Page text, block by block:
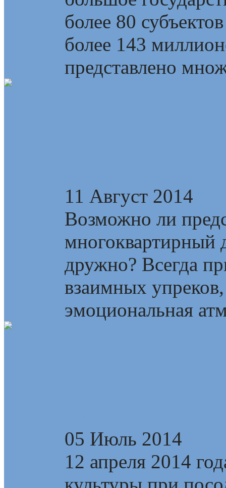
более 80
более 143
представлено
11 Август 2014
Возможно ли
многоквартирный
дружно? Всегда
взаимных
эмоциональная
05 Июль 2014
12 апреля 2014